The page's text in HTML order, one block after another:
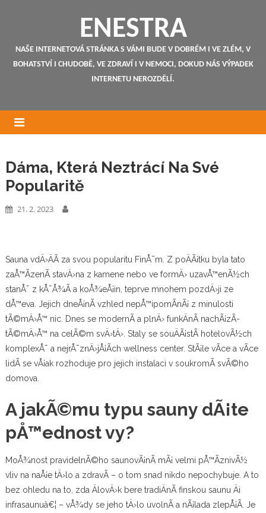
ENESTRA
NAŠE INTERNETOVÁ STRÁNKA S VÁMI BUDE V DOBRÉM I VE ZLÉM, V
BOHATSTVÍ I CHUDOBĚ, VE ZDRAVÍ I V NEMOCI, DOKUD NÁS VÝPADEK
INTERNETU NEROZDĚLÍ.
Dáma, Která Neztrácí Na Své
Popularitě
21. 2. 2023
Sauna vdÄ›ÄÃ­ za svou popularitu FinÅ¯m. Z poÄÃ¡tku byla tato
zaÅ™Ã­zenÃ­ stavÄ›na z kamene nebo ve formÄ› uzavÅ™enÃ½ch
stanÅ¯ z kÅ¯Å¾Ã­ a koÅ¾eÅ¡in, teprve mnohem pozdÄ›ji ze
dÅ™eva. Jejich dneÅ¡nÃ­ vzhled nepÅ™ipomÃ­nÃ¡ z minulosti
tÃ©mÄ›Å™ nic. Dnes se modernÃ­ a plnÄ› funkÄnÃ­ nachÃ¡zÃ­
tÃ©mÄ›Å™ na celÃ©m svÄ›tÄ›. Staly se souÄÃ¡stÃ­ hotelovÃ½ch
komplexÅ¯ a nejrÅ¯znÄ›jÅ¡Ã­ch wellness center. StÃ¡le vÃ­ce a vÃ­ce
lidÃ­ se vÅ¡ak rozhoduje pro jejich instalaci v soukromÃ­ svÃ©ho
domova.
A jakÃ©mu typu sauny dÃ¡te
pÅ™ednost vy?
MoÅ¾nost pravidelnÃ©ho saunovÃ¡nÃ­ mÃ¡ velmi pÅ™Ã­znivÃ½
vliv na naÅ¡e tÄ›lo a zdravÃ­ – o tom snad nikdo nepochybuje. A to
bez ohledu na to, zda ÄlovÄ›k bere tradiÄnÃ­ finskou saunu Äi
infrasaunuâ€¦ – vÅ¾dy se jeho tÄ›lo uvolnÃ­ a nÃ¡lada zlepÅ¡Ã­. Je